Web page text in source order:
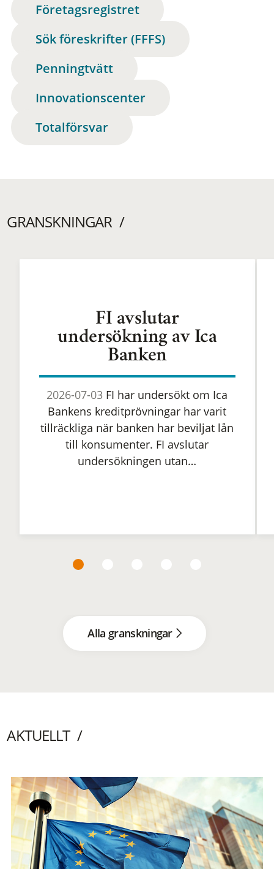
Företagsregistret
Sök föreskrifter (FFFS)
Penningtvätt
Innovationscenter
Totalförsvar
GRANSKNINGAR
FI avslutar
undersökning av Ica
Banken
2026-07-03 FI har undersökt om Ica
Bankens kreditprövningar har varit
tillräckliga när banken har beviljat lån
till konsumenter. FI avslutar
undersökningen utan…
Alla granskningar
AKTUELLT